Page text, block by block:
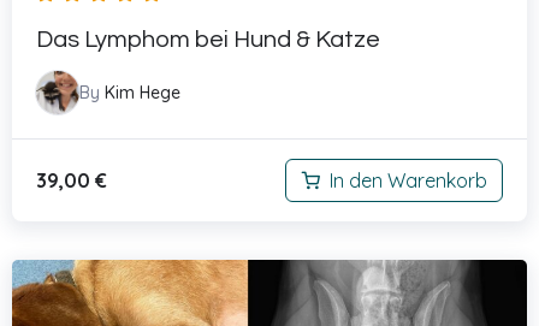
Das Lymphom bei Hund & Katze
By Kim Hege
39,00 € In den Warenkorb